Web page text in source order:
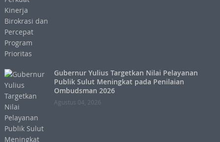
Gubernur Yulius Targetkan Nilai Pelayanan
Publik Sulut Meningkat pada Penilaian
Ombudsman 2026
Agustus 04, 2026